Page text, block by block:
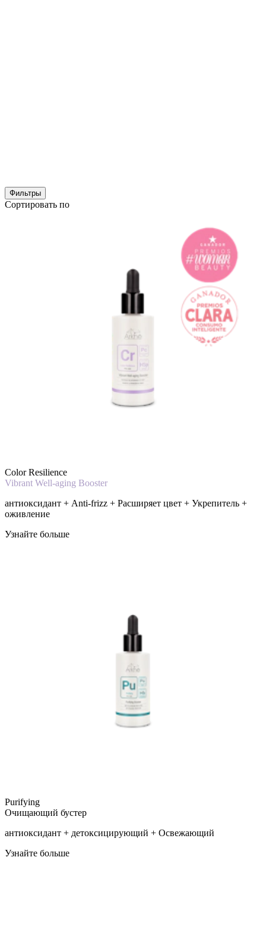
Фильтры
Сортировать по
Color Resilience
Vibrant Well-aging Booster
антиоксидант + Anti-frizz + Расширяет цвет + Укрепитель +
оживление
Узнайте больше
Purifying
Очищающий бустер
антиоксидант + детоксицирующий + Освежающий
Узнайте больше